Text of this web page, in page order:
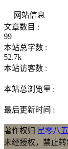
网站信息
文章数目 :
99
本站总字数 :
52.7k
本站访客数 :
本站总浏览量 :
最后更新时间 :
著作权归 星零八
未经授权，禁止转